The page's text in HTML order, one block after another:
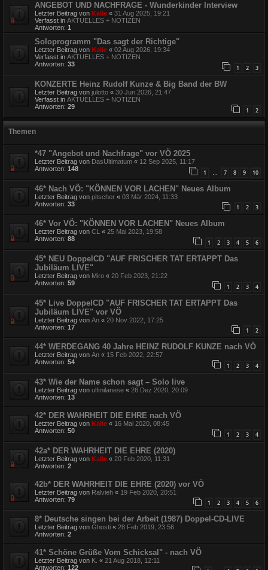
ANGEBOT UND NACHFRAGE - Wunderkinder Interview
Letzter Beitrag von Kalle « 31 Aug 2025, 19:21
Verfasst in AKTUELLES + NOTIZEN
Antworten: 1
Soloprogramm "Das sagt der Richtige"
Letzter Beitrag von Kalle « 02 Aug 2026, 19:34
Verfasst in AKTUELLES + NOTIZEN
Antworten: 33 1 2 3
KONZERTE Heinz Rudolf Kunze & Big Band der BW
Letzter Beitrag von julotto « 30 Jun 2026, 21:47
Verfasst in AKTUELLES + NOTIZEN
Antworten: 29 1 2
Themen
*47 "Angebot und Nachfrage" vor VÖ 2025
Letzter Beitrag von DasUltimatum « 12 Sep 2025, 11:17
Antworten: 148 1 … 7 8 9 10
46* Nach VÖ: "KÖNNEN VOR LACHEN" Neues Album
Letzter Beitrag von pitscher « 03 Mär 2024, 11:33
Antworten: 33 1 2 3
46* Vor VÖ: "KÖNNEN VOR LACHEN" Neues Album
Letzter Beitrag von CL « 25 Mai 2023, 19:58
Antworten: 88 1 2 3 4 5 6
45* NEU DoppelCD "AUF FRISCHER TAT ERTAPPT Das
Jubiläum LIVE"
Letzter Beitrag von Miro « 20 Feb 2023, 21:22
Antworten: 59 1 2 3 4
45* Live DoppelCD "AUF FRISCHER TAT ERTAPPT Das
Jubiläum LIVE" vor VÖ
Letzter Beitrag von An « 20 Nov 2022, 17:25
Antworten: 17 1 2
44* WERDEGANG 40 Jahre HEINZ RUDOLF KUNZE nach VÖ
Letzter Beitrag von An « 15 Feb 2022, 22:57
Antworten: 54 1 2 3 4
43* Wie der Name schon sagt – Solo live
Letzter Beitrag von ulfmilanese « 26 Dez 2020, 20:09
Antworten: 13
42* DER WAHRHEIT DIE EHRE nach VÖ
Letzter Beitrag von Kalle « 16 Mai 2020, 08:45
Antworten: 50 1 2 3 4
42a* DER WAHRHEIT DIE EHRE (2020)
Letzter Beitrag von Kalle « 20 Feb 2020, 11:31
Antworten: 2
42b* DER WAHRHEIT DIE EHRE (2020) vor VÖ
Letzter Beitrag von Ralvieh « 19 Feb 2020, 20:51
Antworten: 79 1 2 3 4 5 6
8* Deutsche singen bei der Arbeit (1987) Doppel-CD-LIVE
Letzter Beitrag von Ghosti « 28 Feb 2019, 23:56
Antworten: 2
41* Schöne Grüße Vom Schicksal" - nach VÖ
Letzter Beitrag von K. « 21 Aug 2018, 12:11
Antworten: 122